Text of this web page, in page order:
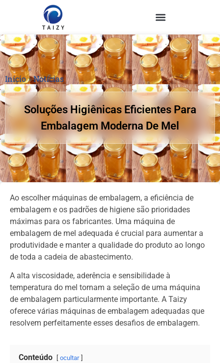
Início»Notícias
Soluções Higiênicas Eficientes Para
Embalagem Moderna De Mel
Ao escolher máquinas de embalagem, a eficiência de
embalagem e os padrões de higiene são prioridades
máximas para os fabricantes. Uma máquina de
embalagem de mel adequada é crucial para aumentar a
produtividade e manter a qualidade do produto ao longo
de toda a cadeia de abastecimento.
A alta viscosidade, aderência e sensibilidade à
temperatura do mel tornam a seleção de uma máquina
de embalagem particularmente importante. A Taizy
oferece várias máquinas de embalagem adequadas que
resolvem perfeitamente esses desafios de embalagem.
Conteúdo ocultar